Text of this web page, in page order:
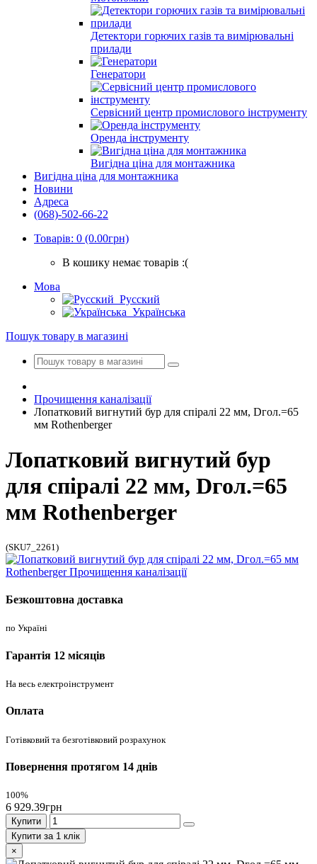
Детектори горючих газів та вимірювальні
прилади
Генератори
Сервісний центр промислового інструменту
Оренда інструменту
Вигідна ціна для монтажника
Вигідна ціна для монтажника
Новини
Адреса
(068)-502-66-22
Товарів: 0 (0.00грн)
В кошику немає товарів :(
Мова
Русский
Українська
Пошук товару в магазині
Прочищення каналізації
Лопатковий вигнутий бур для спіралі 22 мм, Dгол.=65
мм Rothenberger
Лопатковий вигнутий бур
для спіралі 22 мм, Dгол.=65
мм Rothenberger
(SKU7_2261)
Безкоштовна доставка
по Україні
Гарантія 12 місяців
На весь електроінструмент
Оплата
Готівковий та безготівковий розрахунок
Повернення протягом 14 днів
100%
6 929.39грн
Купити
Купити за 1 клiк
×